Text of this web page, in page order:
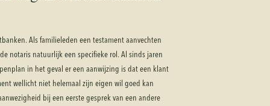
Als familieleden een testament aanvechten
notaris natuurlijk een specifieke rol. Al sinds jaren
in het geval er een aanwijzing is dat een klant
wellicht niet helemaal zijn eigen wil goed kan
bij een eerste gesprek van een andere